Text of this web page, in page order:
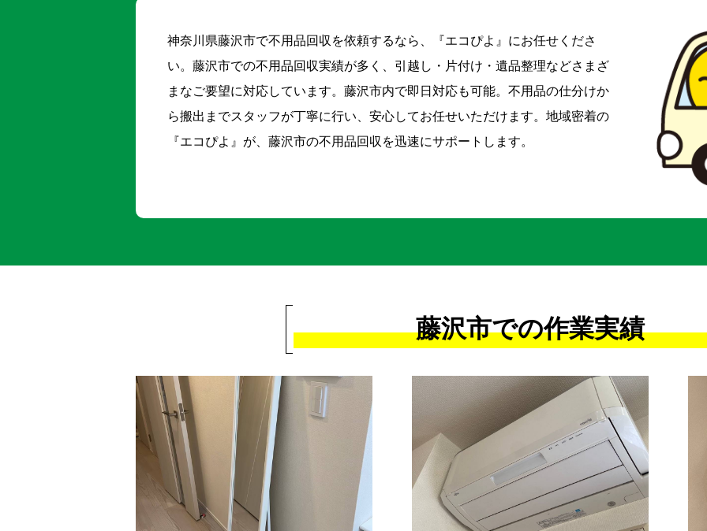
神奈川県藤沢市で不用品回収を依頼するなら、『エコぴよ』にお任せくださ
い。藤沢市での不用品回収実績が多く、引越し・片付け・遺品整理などさまざ
まなご要望に対応しています。藤沢市内で即日対応も可能。不用品の仕分けか
ら搬出までスタッフが丁寧に行い、安心してお任せいただけます。地域密着の
『エコぴよ』が、藤沢市の不用品回収を迅速にサポートします。
藤沢市での作業実績